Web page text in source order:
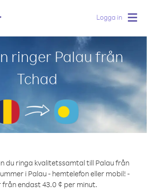
Logga in
ringer Palau från
Tchad
du ringa kvalitetssamtal till Palau från
i Palau - hemtelefon eller mobil! -
endast 43.0 ¢ per minut.